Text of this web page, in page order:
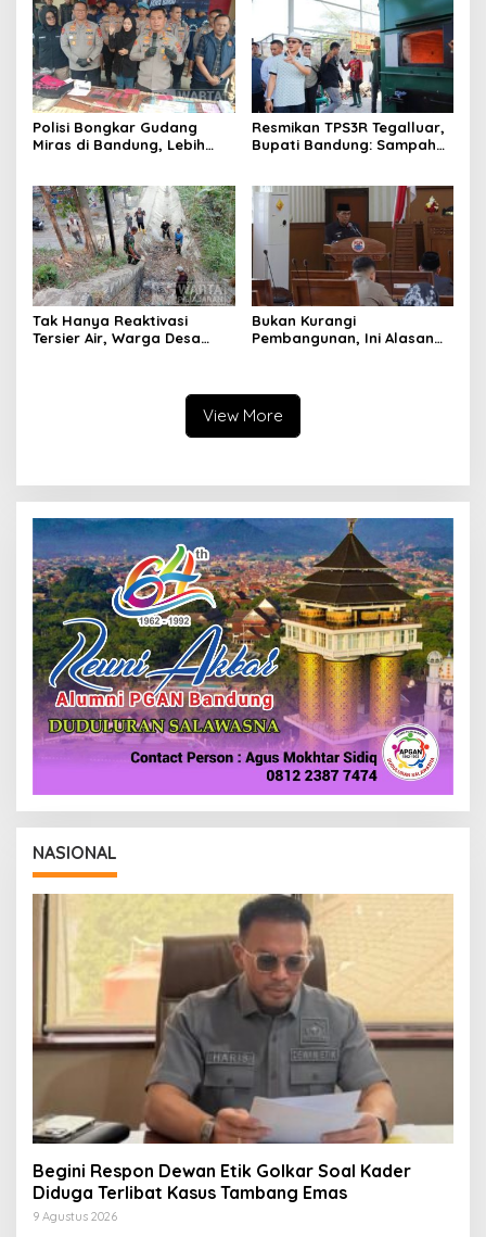
Polisi Bongkar Gudang
Miras di Bandung, Lebih
Resmikan TPS3R Tegalluar,
Bupati Bandung: Sampah
Tak Hanya Reaktivasi
Tersier Air, Warga Desa
Bukan Kurangi
Pembangunan, Ini Alasan
View More
NASIONAL
Begini Respon Dewan Etik Golkar Soal Kader
Diduga Terlibat Kasus Tambang Emas
9 Agustus 2026